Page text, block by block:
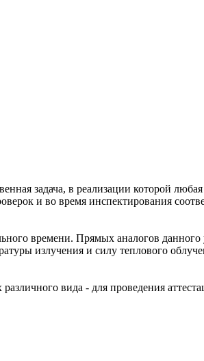
задача, в реализации которой
и во время инспектирования
времени. Прямых аналогов данного
излучения и силу теплового
вида - для проведения